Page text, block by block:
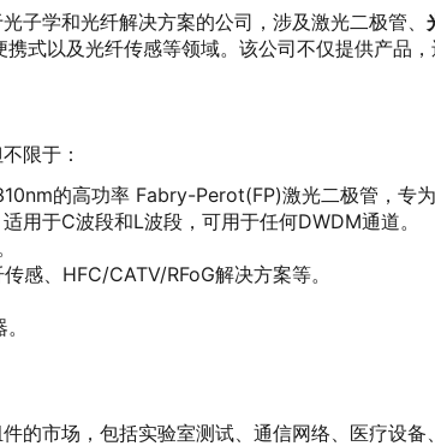
子学和光纤解决方案的公司，涉及激光二极管、
式以及光纤传感等领域。该公司不仅提供产品
限于：
的高功率 Fabry-Perot(FP)激光二极管，专
用于C波段和L波段，可用于任何DWDM通道。
感、HFC/CATV/RFoG解决方案等。
的市场，包括实验室测试、通信网络、医疗设